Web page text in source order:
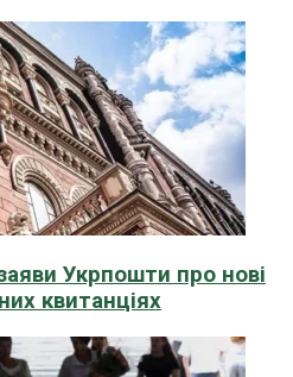
Укрпошти про нові
квитанціях